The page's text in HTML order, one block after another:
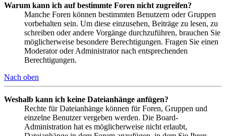
Warum kann ich auf bestimmte Foren nicht zugreifen?
Manche Foren können bestimmten Benutzern oder Gruppen
vorbehalten sein. Um diese einzusehen, Beiträge zu lesen, zu
schreiben oder andere Vorgänge durchzuführen, brauchen Sie
möglicherweise besondere Berechtigungen. Fragen Sie einen
Moderator oder Administrator nach entsprechenden
Berechtigungen.
Nach oben
Weshalb kann ich keine Dateianhänge anfügen?
Rechte für Dateianhänge können für Foren, Gruppen und
einzelne Benutzer vergeben werden. Die Board-
Administration hat es möglicherweise nicht erlaubt,